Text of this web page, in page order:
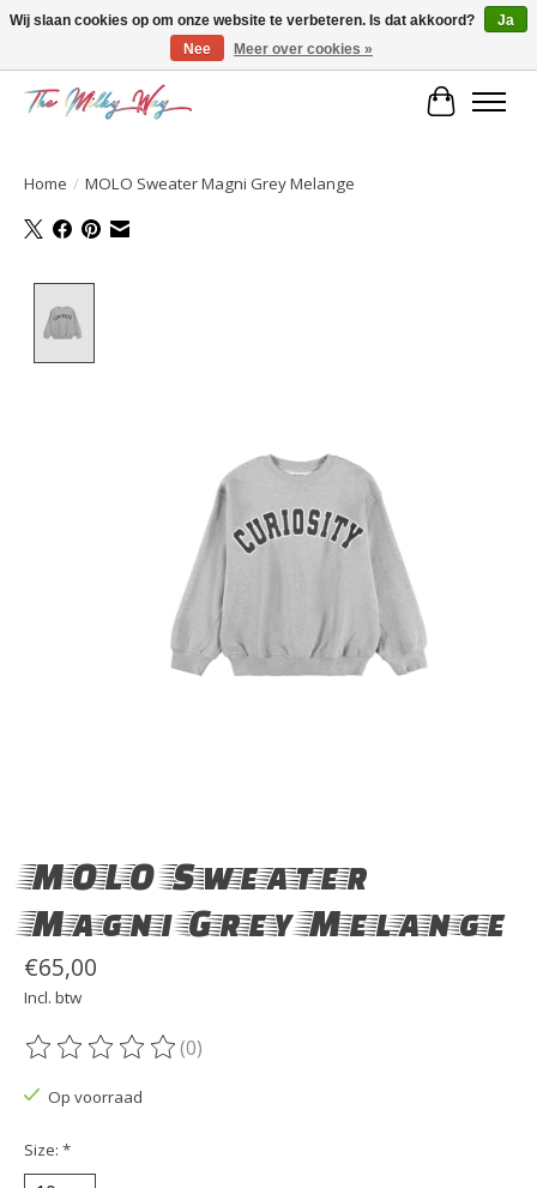
Home / MOLO Sweater Magni Grey Melange
MOLO Sweater
Magni Grey Melange
€65,00
Incl. btw
De beoordeling van dit product is
(0)
Op voorraad
Size: *
Wij slaan cookies op om onze website te verbeteren. Is dat akkoord?
Ja
Nee
Meer over cookies »